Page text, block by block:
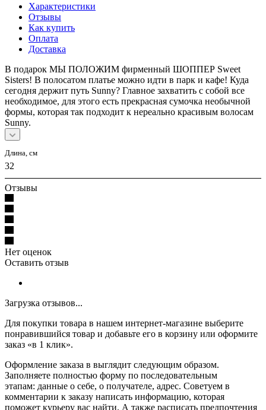
Характеристики
Отзывы
Как купить
Оплата
Доставка
В подарок МЫ ПОЛОЖИМ фирменный ШОППЕР Sweet
Sisters! В полосатом платье можно идти в парк и кафе! Куда
сегодня держит путь Sunny? Главное захватить с собой все
необходимое, для этого есть прекрасная сумочка необычной
формы, которая так подходит к нереально красивым волосам
Sunny.
Длина, см
32
Отзывы
Нет оценок
Оставить отзыв
Загрузка отзывов...
Для покупки товара в нашем интернет-магазине выберите
понравившийся товар и добавьте его в корзину или оформите
заказ «в 1 клик».
Оформление заказа в выглядит следующим образом.
Заполняете полностью форму по последовательным
этапам: данные о себе, о получателе, адрес. Советуем в
комментарии к заказу написать информацию, которая
поможет курьеру вас найти. А также расписать предпочтения